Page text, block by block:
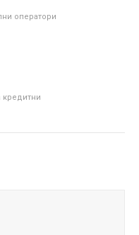
оператори
кредитни